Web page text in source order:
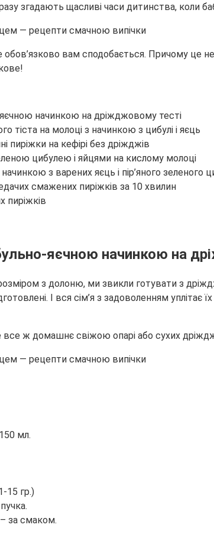
згадають щасливі часи дитинства, коли
вам сподобається. Причому це
начинкою на дріжджовому тесті
тіста на молоці з начинкою з цибулі і яєць
пиріжки на кефірі без дріжджів
цибулею і яйцями на кислому молоці
з варених яєць і пір’яного зеленого
смажених пиріжків за 10 хвилин
пиріжків
яєчною начинкою на
розміром з долоню, ми звикли готувати з
І вся сім’я з задоволенням
все ж домашнє свіжою опарі або сухих
мл.
15 гр.)
за смаком.